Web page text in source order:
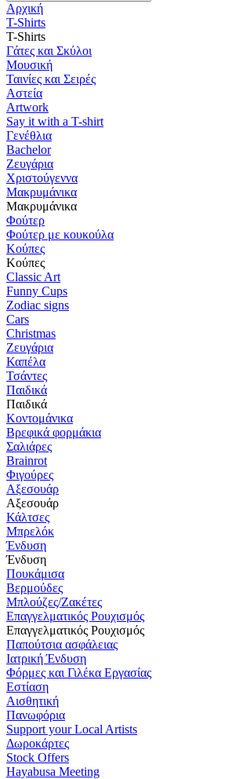
Αρχική
T-Shirts
T-Shirts
Γάτες και Σκύλοι
Μουσική
Ταινίες και Σειρές
Αστεία
Artwork
Say it with a T-shirt
Γενέθλια
Bachelor
Ζευγάρια
Χριστούγεννα
Μακρυμάνικα
Μακρυμάνικα
Φούτερ
Φούτερ με κουκούλα
Κούπες
Κούπες
Classic Art
Funny Cups
Zodiac signs
Cars
Christmas
Ζευγάρια
Καπέλα
Τσάντες
Παιδικά
Παιδικά
Κοντομάνικα
Βρεφικά φορμάκια
Σαλιάρες
Brainrot
Φιγούρες
Αξεσουάρ
Αξεσουάρ
Κάλτσες
Μπρελόκ
Ένδυση
Ένδυση
Πουκάμισα
Βερμούδες
Μπλούζες/Ζακέτες
Επαγγελματικός Ρουχισμός
Επαγγελματικός Ρουχισμός
Παπούτσια ασφάλειας
Ιατρική Ένδυση
Φόρμες και Γιλέκα Εργασίας
Εστίαση
Αισθητική
Πανωφόρια
Support your Local Artists
Δωροκάρτες
Stock Offers
Hayabusa Meeting